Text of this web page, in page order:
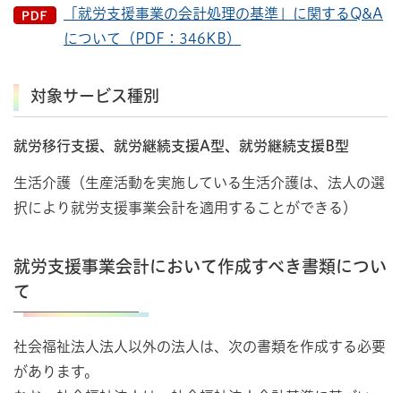
「就労支援事業の会計処理の基準」に関するQ&A
について（PDF：346KB）
対象サービス種別
就労移行支援、就労継続支援A型、就労継続支援B型
生活介護（生産活動を実施している生活介護は、法人の選
択により就労支援事業会計を適用することができる）
就労支援事業会計において作成すべき書類につい
て
社会福祉法人法人以外の法人は、次の書類を作成する必要
があります。